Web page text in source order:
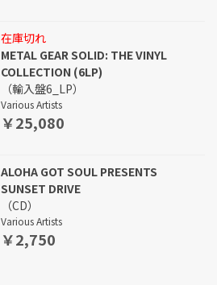
在庫切れ
METAL GEAR SOLID: THE VINYL
COLLECTION (6LP)
（輸入盤6_LP）
Various Artists
￥25,080
ALOHA GOT SOUL PRESENTS
SUNSET DRIVE
（CD）
Various Artists
￥2,750